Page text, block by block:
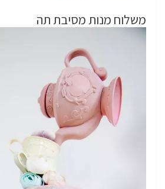
משלוח מנות מסיבת תה